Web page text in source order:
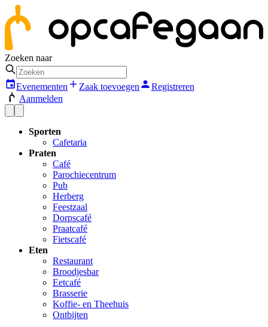
Zoeken naar
Evenementen Zaak toevoegen
Registreren
Aanmelden
Sporten
Cafetaria
Praten
Café
Parochiecentrum
Pub
Herberg
Feestzaal
Dorpscafé
Praatcafé
Fietscafé
Eten
Restaurant
Broodjesbar
Eetcafé
Brasserie
Koffie- en Theehuis
Ontbijten